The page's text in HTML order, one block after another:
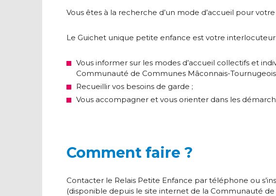
Vous êtes à la recherche d’un mode d’accueil pour
Le Guichet unique petite enfance est votre
Vous informer sur les modes d’accueil collectifs et
Communauté de Communes Mâconnais-Tournugeois
Recueillir vos besoins de garde ;
Vous accompagner et vous orienter dans les
Comment faire ?
Contacter le Relais Petite Enfance par téléphone ou
(disponible depuis le site internet de la Communauté